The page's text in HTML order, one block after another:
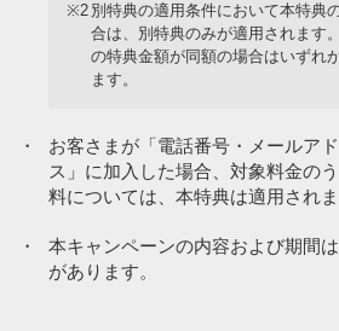
※2 別特典の適用条件において本特典
合は、別特典のみが適用されます
の特典金額が同額の場合はいずれ
ます。
・
お客さまが「電話番号・メールア
ス」に加入した場合、対象料金の
料については、本特典は適用されま
・
本キャンペーンの内容および期間
があります。